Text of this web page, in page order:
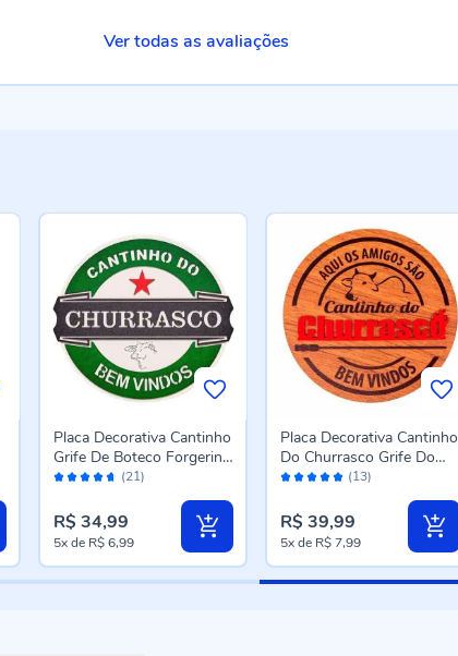
Ver todas as avaliações
Avaliação: (21)
Placa Decorativa Cantinho
Grife De Boteco Forgerini
- 141
R$ 34,99
5xde R$ 6,99
Avaliação: (13)
Placa Decorativa Cantinho
Do Churrasco Grife Do
Boteco Forgerini - 720
R$ 39,99
5xde R$ 7,99